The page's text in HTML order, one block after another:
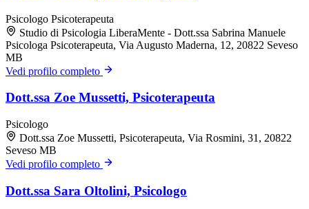
Psicologo Psicoterapeuta
Studio di Psicologia LiberaMente - Dott.ssa Sabrina Manuele
Psicologa Psicoterapeuta, Via Augusto Maderna, 12, 20822 Seveso
MB
Vedi profilo completo
Dott.ssa Zoe Mussetti, Psicoterapeuta
Psicologo
Dott.ssa Zoe Mussetti, Psicoterapeuta, Via Rosmini, 31, 20822
Seveso MB
Vedi profilo completo
Dott.ssa Sara Oltolini, Psicologo